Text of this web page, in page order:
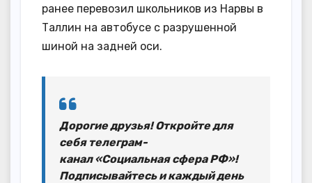
ранее перевозил школьников из Нарвы в
Таллин на автобусе с разрушенной
шиной на задней оси.
Дорогие друзья! Откройте для
себя телеграм-
канал «Социальная сфера РФ»!
Подписывайтесь и каждый день